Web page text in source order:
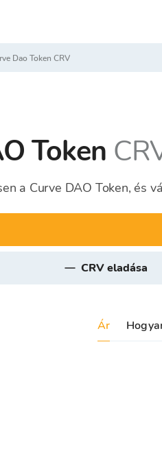
Dao Token CRV
Token
a Curve DAO Token, és
CRV eladása
Ár